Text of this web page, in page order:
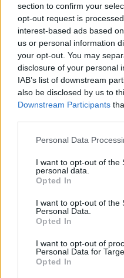
section to confirm your
opt-out request is
interest-based ads based
us or personal information
your opt-out. You may
disclosure of your personal
IAB’s list of downstream
also be disclosed by us to
Downstream Participants
Please note that this
not limited to your visit or
grant or deny consent to
use your data for below
consent section.
Personal Data
I want to opt-out of the
personal data.
Opted In
I want to opt-out of the
Personal Data.
Opted In
I want to opt-out of
Personal Data for
Opted In
Gdy ci akcentuję
Zdarza się błąd
Ciekawostki
przytomny — Jakprzytomny
pochodzeniu, znaczeniu i
abderyta— Stereotypy są
bajońskie sumy—
Mogą Cię